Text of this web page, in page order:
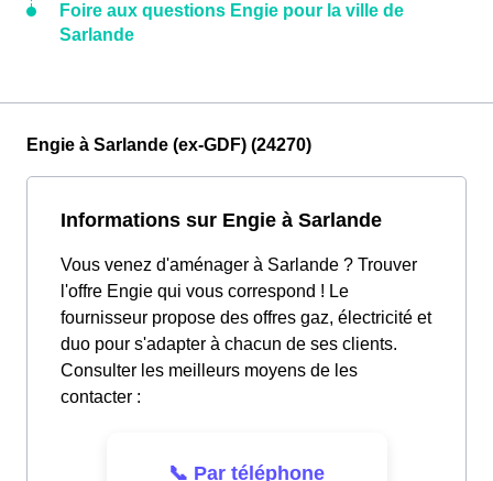
Foire aux questions Engie pour la ville de
Sarlande
Engie à Sarlande (ex-GDF) (24270)
Informations sur Engie à Sarlande
Vous venez d'aménager à Sarlande ? Trouver
l'offre Engie qui vous correspond ! Le
fournisseur propose des offres gaz, électricité et
duo pour s'adapter à chacun de ses clients.
Consulter les meilleurs moyens de les
contacter :
📞 Par téléphone